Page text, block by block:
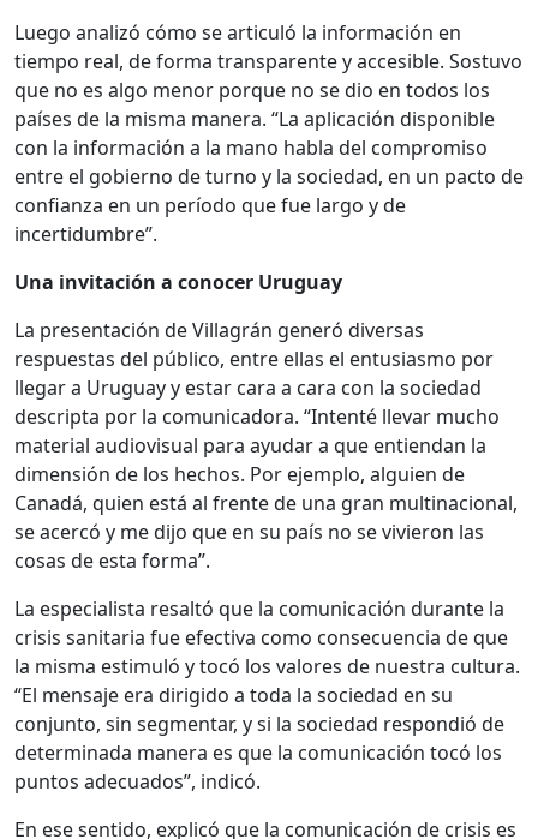
Luego analizó cómo se articuló la información en
tiempo real, de forma transparente y accesible. Sostuvo
que no es algo menor porque no se dio en todos los
países de la misma manera. “La aplicación disponible
con la información a la mano habla del compromiso
entre el gobierno de turno y la sociedad, en un pacto de
confianza en un período que fue largo y de
incertidumbre”.
Una invitación a conocer Uruguay
La presentación de Villagrán generó diversas
respuestas del público, entre ellas el entusiasmo por
llegar a Uruguay y estar cara a cara con la sociedad
descripta por la comunicadora. “Intenté llevar mucho
material audiovisual para ayudar a que entiendan la
dimensión de los hechos. Por ejemplo, alguien de
Canadá, quien está al frente de una gran multinacional,
se acercó y me dijo que en su país no se vivieron las
cosas de esta forma”.
La especialista resaltó que la comunicación durante la
crisis sanitaria fue efectiva como consecuencia de que
la misma estimuló y tocó los valores de nuestra cultura.
“El mensaje era dirigido a toda la sociedad en su
conjunto, sin segmentar, y si la sociedad respondió de
determinada manera es que la comunicación tocó los
puntos adecuados”, indicó.
En ese sentido, explicó que la comunicación de crisis es